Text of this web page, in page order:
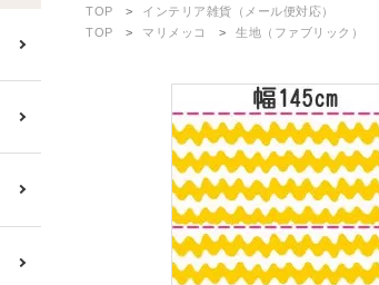
り
ック）
TOP
インテリア雑貨（メール便対応）
TOP
マリメッコ 生地（ファブリック）